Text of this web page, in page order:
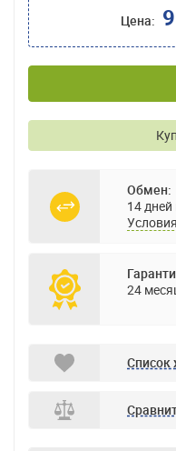
Цена:
Обмен:
14
24
Список